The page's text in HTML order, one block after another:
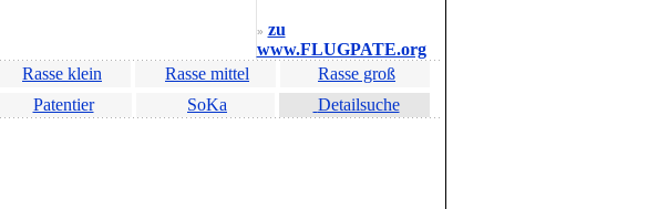
» zu
www.FLUGPATE.org
Rasse klein Rasse mittel
Rasse groß
Patentier SoKa Detailsuche